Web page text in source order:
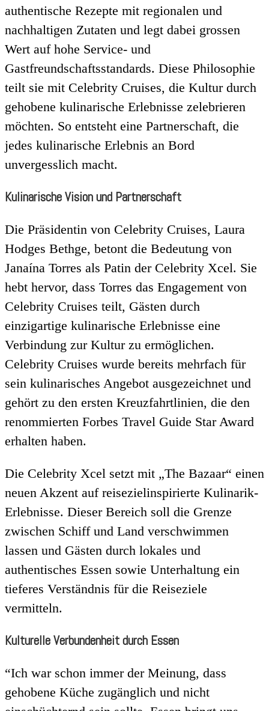
authentische Rezepte mit regionalen und
nachhaltigen Zutaten und legt dabei grossen
Wert auf hohe Service- und
Gastfreundschaftsstandards. Diese Philosophie
teilt sie mit Celebrity Cruises, die Kultur durch
gehobene kulinarische Erlebnisse zelebrieren
möchten. So entsteht eine Partnerschaft, die
jedes kulinarische Erlebnis an Bord
unvergesslich macht.
Kulinarische Vision und Partnerschaft
Die Präsidentin von Celebrity Cruises, Laura
Hodges Bethge, betont die Bedeutung von
Janaína Torres als Patin der Celebrity Xcel. Sie
hebt hervor, dass Torres das Engagement von
Celebrity Cruises teilt, Gästen durch
einzigartige kulinarische Erlebnisse eine
Verbindung zur Kultur zu ermöglichen.
Celebrity Cruises wurde bereits mehrfach für
sein kulinarisches Angebot ausgezeichnet und
gehört zu den ersten Kreuzfahrtlinien, die den
renommierten Forbes Travel Guide Star Award
erhalten haben.
Die Celebrity Xcel setzt mit „The Bazaar“ einen
neuen Akzent auf reisezielinspirierte Kulinarik-
Erlebnisse. Dieser Bereich soll die Grenze
zwischen Schiff und Land verschwimmen
lassen und Gästen durch lokales und
authentisches Essen sowie Unterhaltung ein
tieferes Verständnis für die Reiseziele
vermitteln.
Kulturelle Verbundenheit durch Essen
“Ich war schon immer der Meinung, dass
gehobene Küche zugänglich und nicht